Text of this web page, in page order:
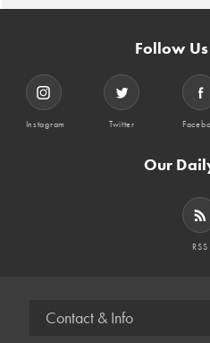
Follow
Instagram Twitter
Our
RSS
Contact & Info